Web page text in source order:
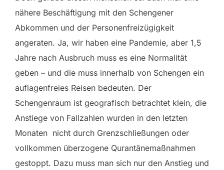
nähere Beschäftigung mit den Schengener
Abkommen und der Personenfreizügigkeit
angeraten. Ja, wir haben eine Pandemie, aber 1,5
Jahre nach Ausbruch muss es eine Normalität
geben – und die muss innerhalb von Schengen ein
auflagenfreies Reisen bedeuten. Der
Schengenraum ist geografisch betrachtet klein, die
Anstiege von Fallzahlen wurden in den letzten
Monaten nicht durch Grenzschließungen oder
vollkommen überzogene Qurantänemaßnahmen
gestoppt. Dazu muss man sich nur den Anstieg und